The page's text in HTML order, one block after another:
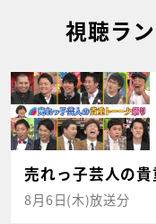
視聴ラ
売れっ子芸人の
8月6日(木)放送分